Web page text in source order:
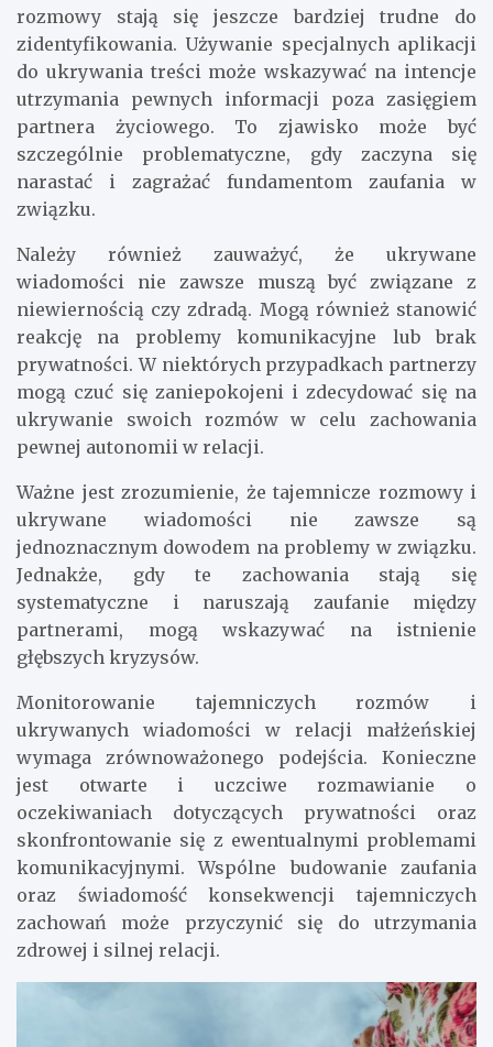
rozmowy stają się jeszcze bardziej trudne do
zidentyfikowania. Używanie specjalnych aplikacji
do ukrywania treści może wskazywać na intencje
utrzymania pewnych informacji poza zasięgiem
partnera życiowego. To zjawisko może być
szczególnie problematyczne, gdy zaczyna się
narastać i zagrażać fundamentom zaufania w
związku.
Należy również zauważyć, że ukrywane
wiadomości nie zawsze muszą być związane z
niewiernością czy zdradą. Mogą również stanowić
reakcję na problemy komunikacyjne lub brak
prywatności. W niektórych przypadkach partnerzy
mogą czuć się zaniepokojeni i zdecydować się na
ukrywanie swoich rozmów w celu zachowania
pewnej autonomii w relacji.
Ważne jest zrozumienie, że tajemnicze rozmowy i
ukrywane wiadomości nie zawsze są
jednoznacznym dowodem na problemy w związku.
Jednakże, gdy te zachowania stają się
systematyczne i naruszają zaufanie między
partnerami, mogą wskazywać na istnienie
głębszych kryzysów.
Monitorowanie tajemniczych rozmów i
ukrywanych wiadomości w relacji małżeńskiej
wymaga zrównoważonego podejścia. Konieczne
jest otwarte i uczciwe rozmawianie o
oczekiwaniach dotyczących prywatności oraz
skonfrontowanie się z ewentualnymi problemami
komunikacyjnymi. Wspólne budowanie zaufania
oraz świadomość konsekwencji tajemniczych
zachowań może przyczynić się do utrzymania
zdrowej i silnej relacji.